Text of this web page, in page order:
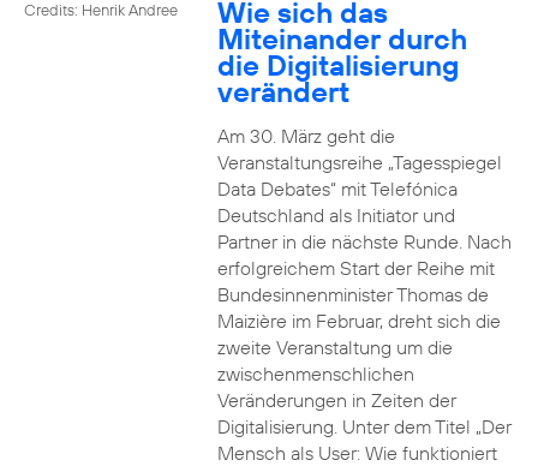
Credits: Henrik Andree Wie sich das
Miteinander durch
die Digitalisierung
verändert
Am 30. März geht die
Veranstaltungsreihe „Tagesspiegel
Data Debates“ mit Telefónica
Deutschland als Initiator und
Partner in die nächste Runde. Nach
erfolgreichem Start der Reihe mit
Bundesinnenminister Thomas de
Maizière im Februar, dreht sich die
zweite Veranstaltung um die
zwischenmenschlichen
Veränderungen in Zeiten der
Digitalisierung. Unter dem Titel „Der
Mensch als User: Wie funktioniert